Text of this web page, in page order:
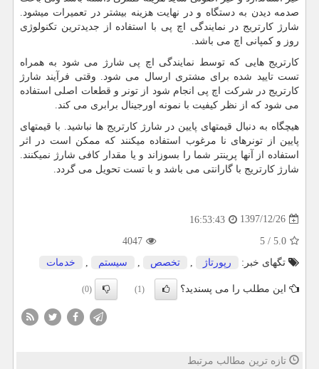
صدمه دیدن به دستگاه و در نهایت هزینه بیشتر در تعمیرات میشود.
شارژ کارتریج در نمایندگی اچ پی با استفاده از جدیدترین تکنولوژی
روز و کمپانی اچ می باشد.
کارتریج هایی که توسط نمایندگی اچ پی شارژ می شود به همراه
تست تایید شده برای مشتری ارسال می شود. وقتی فرآیند شارژ
کارتریج در شرکت اچ پی انجام شود از تونر و قطعات اصلی استفاده
می شود که از نظر کیفیت با نمونه اورجینال برابری می کند.
هیچگاه به دنبال قیمتهای پایین در شارژ کارتریج ها نباشید. با قیمتهای
پایین از تونرهای نا مرغوب استفاده میکنند که ممکن است در اثر
استفاده از آنها پرینتر شما را بسوزاند و یا مقدار کافی شارژ نمیکنند.
شارژ کارتریج با گارانتی می باشد و با تست تحویل می گردد.
1397/12/26
16:53:43
5.0
/
5
4047
تگهای خبر:
رپورتاژ تخصص سیستم خدمات
این مطلب را می پسندید؟ (1)
(0)
تازه ترین مطالب مرتبط